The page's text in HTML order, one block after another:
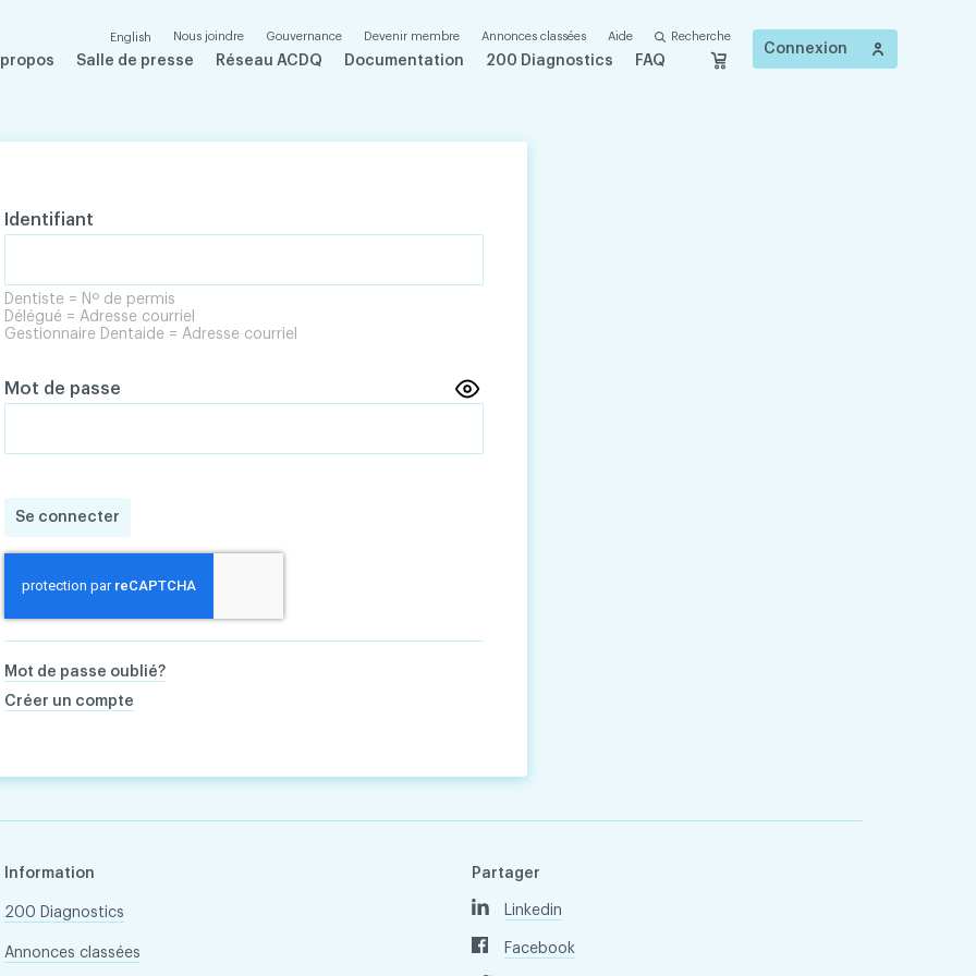
English Nous joindre Gouvernance Devenir membre Annonces classées Aide Recherche
Salle de presse Réseau ACDQ Documentation 200 Diagnostics FAQ
Connexion
Identifiant
Dentiste = Nº de permis
Délégué = Adresse courriel
Gestionnaire Dentaide = Adresse courriel
Mot de passe
Se connecter
Mot de passe oublié?
Créer un compte
Information
200 Diagnostics
Annonces classées
Partager
Linkedin
Facebook